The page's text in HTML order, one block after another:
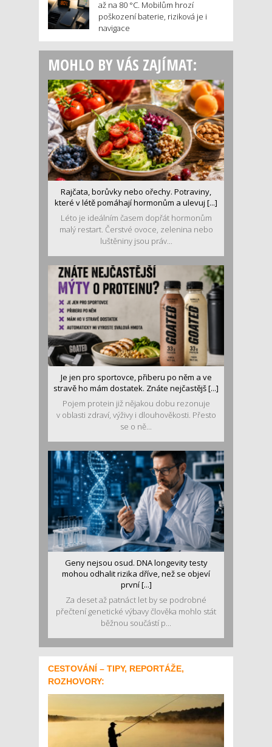
až na 80 °C. Mobilům hrozí
poškození baterie, riziková je i
navigace
MOHLO BY VÁS ZAJÍMAT:
Rajčata, borůvky nebo ořechy. Potraviny,
které v létě pomáhají hormonům a ulevuj [...]
Léto je ideálním časem dopřát hormonům
malý restart. Čerstvé ovoce, zelenina nebo
luštěniny jsou práv...
Je jen pro sportovce, přiberu po něm a ve
stravě ho mám dostatek. Znáte nejčastějš [...]
Pojem protein již nějakou dobu rezonuje
v oblasti zdraví, výživy i dlouhověkosti. Přesto
se o ně...
Geny nejsou osud. DNA longevity testy
mohou odhalit rizika dříve, než se objeví
první [...]
Za deset až patnáct let by se podrobné
přečtení genetické výbavy člověka mohlo stát
běžnou součástí p...
CESTOVÁNÍ – TIPY, REPORTÁŽE,
ROZHOVORY: